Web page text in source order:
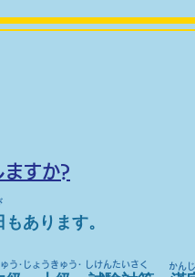
ますか?
あります。
​かんじ
･じょうきゅう･ しけんたいさく